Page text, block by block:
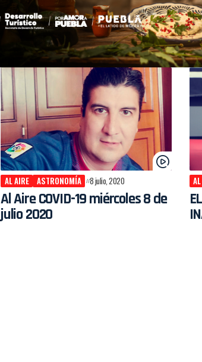
AL AIRE ASTRONOMÍA 8 julio, 2020
Al Aire COVID-19 miércoles 8 de
julio 2020